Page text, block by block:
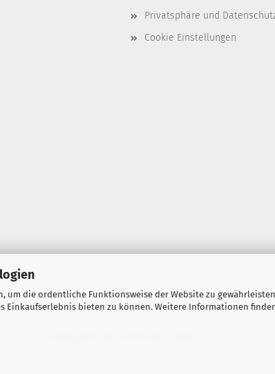
um die ordentliche Funktionsweise der Website zu
Einkaufserlebnis bieten zu können. Weitere Informationen
Privatsphäre und
Cookie Einstellungen